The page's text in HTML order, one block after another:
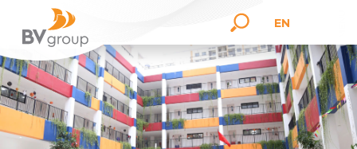
EN